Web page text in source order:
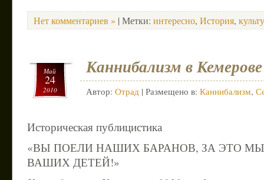
Нет комментариев » | Метки: интересно, История,
Май
24
2010
Каннибализм в
Автор: Отрад | Размещено в: Каннибализм,
Историческая публицистика
«ВЫ ПОЕЛИ НАШИХ БАРАНОВ, ЗА ЭТО
ВАШИХ ДЕТЕЙ!»